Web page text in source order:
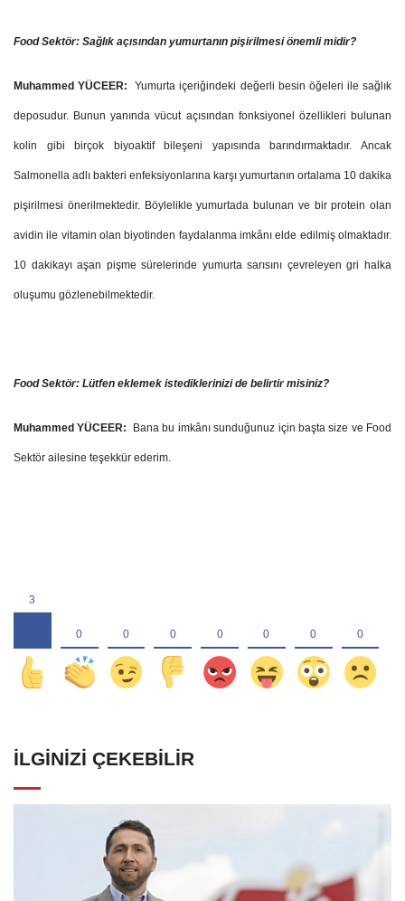
Food Sektör: Sağlık açısından yumurtanın pişirilmesi önemli midir?
Muhammed YÜCEER: Yumurta içeriğindeki değerli besin öğeleri ile sağlık
deposudur. Bunun yanında vücut açısından fonksiyonel özellikleri bulunan
kolin gibi birçok biyoaktif bileşeni yapısında barındırmaktadır. Ancak
Salmonella adlı bakteri enfeksiyonlarına karşı yumurtanın ortalama 10 dakika
pişirilmesi önerilmektedir. Böylelikle yumurtada bulunan ve bir protein olan
avidin ile vitamin olan biyotinden faydalanma imkânı elde edilmiş olmaktadır.
10 dakikayı aşan pişme sürelerinde yumurta sarısını çevreleyen gri halka
oluşumu gözlenebilmektedir.
Food Sektör: Lütfen eklemek istediklerinizi de belirtir misiniz?
Muhammed YÜCEER: Bana bu imkânı sunduğunuz için başta size ve Food
Sektör ailesine teşekkür ederim.
İLGINIZI ÇEKEBILIR